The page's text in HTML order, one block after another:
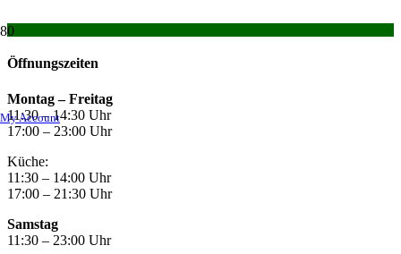
My Account
Öffnungszeiten
Montag –Freitag
11:30 – 14:30 Uhr
17:00 – 23:00 Uhr
Küche:
11:30 – 14:00 Uhr
17:00 – 21:30 Uhr
Samstag
11:30 – 23:00 Uhr